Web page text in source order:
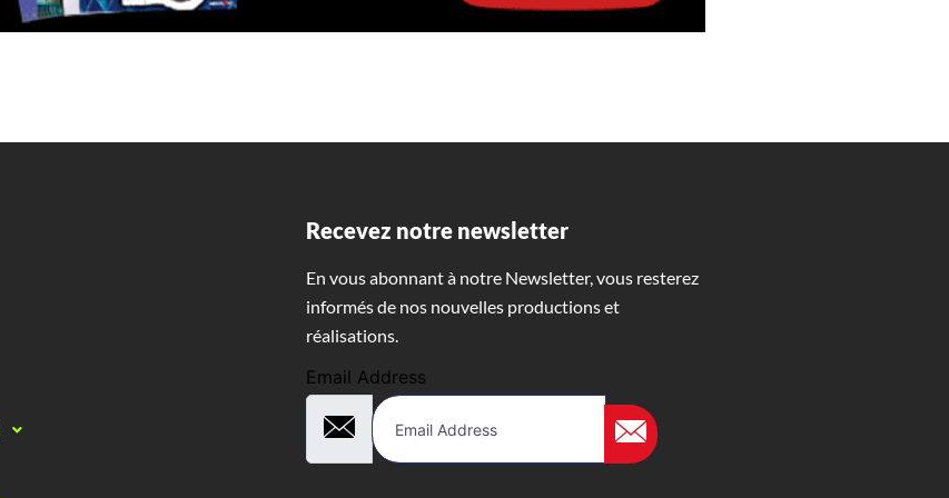
Recevez notre newsletter
En vous abonnant à notre Newsletter, vous resterez
informés de nos nouvelles productions et
réalisations.
Email Address